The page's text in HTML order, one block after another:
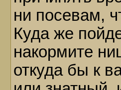
ни посевам,
Куда же
накормите
откуда бы к